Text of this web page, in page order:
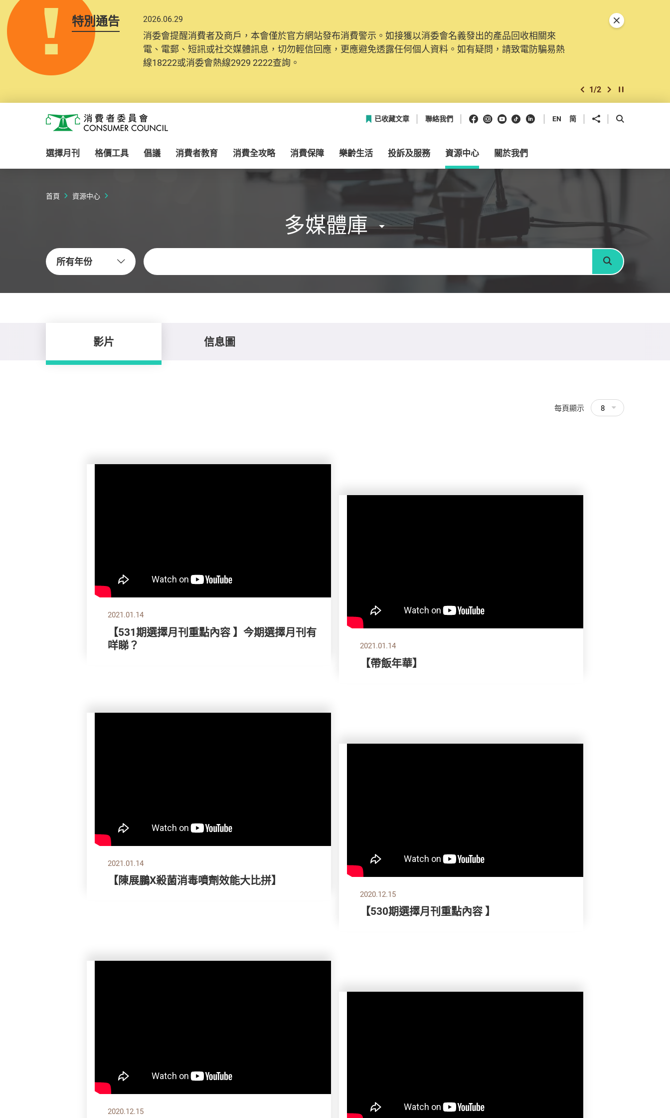
特別通告 2026.06.29
消委會提醒消費者及商戶，本會僅於官方網站發布消費警示。如接獲以消委會名義發出的產品回收相關來
電、電郵、短訊或社交媒體訊息，切勿輕信回應，更應避免透露任何個人資料。如有疑問，請致電防騙易熱
線18222或消委會熱線2929 2222查詢。
2025.10.31
為提升使用者體驗及網絡安全，本會的投訴處理系統已經進行升級及推出新功能。由2025年11月10日起，
消費者需要提供基本聯絡資料（包括姓名、電郵及電話）註冊帳戶，才可提交投訴、查詢及建議。所有提交
紀錄將清晰整合於帳戶中，方便日後作出跟進。
上一個
2/2 下一個開始/暫停幻燈
關閉特別通告
消費者委員會
已收藏文章 聯絡我們 Facebook
Instagram
Youtube
抖音領英 EN 简 分享到 開啟搜尋框
選擇月刊 格價工具 倡議 消費者教育 消費全攻略 消費保障 樂齡生活 投訴及服務 資源中心 關於我們
首頁 資源中心
多媒體庫
所有年份
關鍵字
搜尋
影片 信息圖
每頁顯示 8
2021.01.14
【531期選擇月刊重點內容 】今期選擇月刊有
咩睇？
2021.01.14
【帶飯年華】
2021.01.14
【陳展鵬X殺菌消毒噴劑效能大比拼】
2020.12.15
【530期選擇月刊重點內容 】
2020.12.15